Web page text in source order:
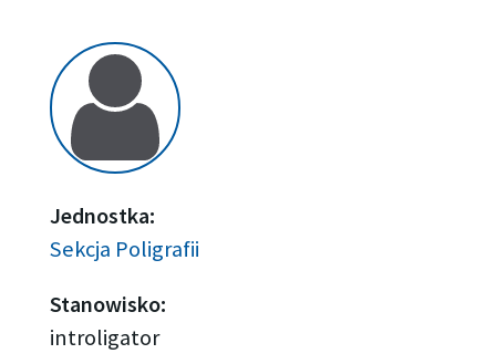
Jednostka:
Sekcja Poligrafii
Stanowisko:
introligator